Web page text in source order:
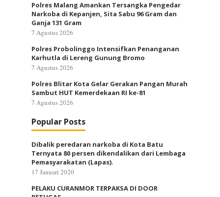
Polres Malang Amankan Tersangka Pengedar
Narkoba di Kepanjen, Sita Sabu 96 Gram dan
Ganja 131 Gram
7 Agustus 2026
Polres Probolinggo Intensifkan Penanganan
Karhutla di Lereng Gunung Bromo
7 Agustus 2026
Polres Blitar Kota Gelar Gerakan Pangan Murah
Sambut HUT Kemerdekaan RI ke-81
7 Agustus 2026
Popular Posts
Dibalik peredaran narkoba di Kota Batu
Ternyata 80 persen dikendalikan dari Lembaga
Pemasyarakatan (Lapas).
17 Januari 2020
PELAKU CURANMOR TERPAKSA DI DOOR